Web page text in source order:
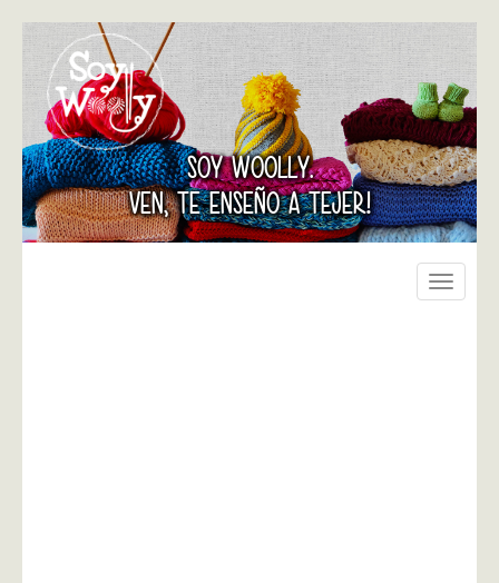
SOY WOOLLY.
VEN, TE ENSEÑO A TEJER!
Toggle